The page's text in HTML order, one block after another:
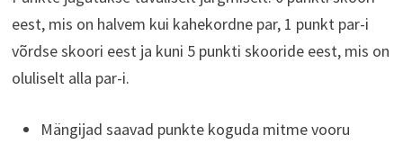
eest, mis on halvem kui kahekordne par, 1 punkt par-i
võrdse skoori eest ja kuni 5 punkti skooride eest, mis on
oluliselt alla par-i.
Mängijad saavad punkte koguda mitme vooru